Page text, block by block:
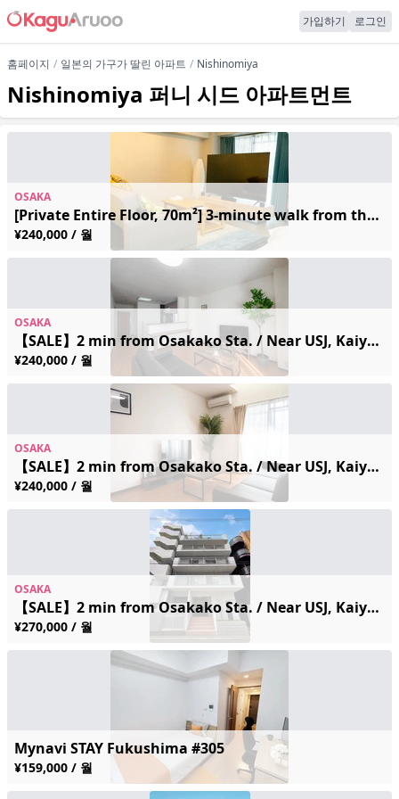
가입하기 로그인
홈페이지 일본의 가구가 딸린 아파트 Nishinomiya
Nishinomiya 퍼니 시드 아파트먼트
OSAKA
[Private Entire Floor, 70m²] 3-minute walk from the nearest station; 1 stop to Umeda, 2 stops to Shin-Osaka | Sleeps up to 4 | Free Wi-Fi
¥240,000 / 월
OSAKA
【SALE】2 min from Osakako Sta. / Near USJ, Kaiyukan
¥240,000 / 월
OSAKA
【SALE】2 min from Osakako Sta. / Near USJ, Kaiyukan
¥240,000 / 월
OSAKA
【SALE】2 min from Osakako Sta. / Near USJ, Kaiyukan
¥270,000 / 월
Mynavi STAY Fukushima #305
¥159,000 / 월